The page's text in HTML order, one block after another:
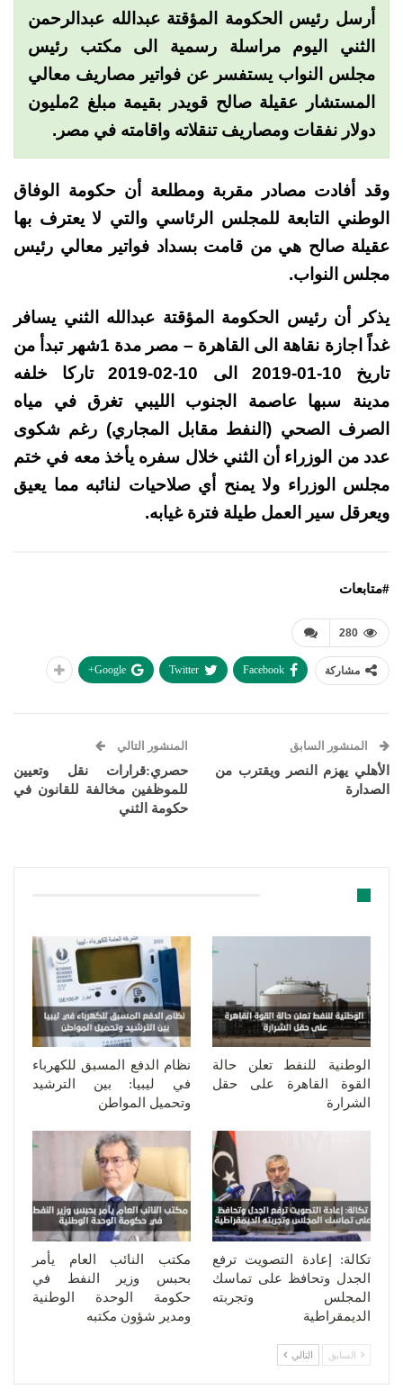
أرسل رئيس الحكومة المؤقتة عبدالله عبدالرحمن
الثني اليوم مراسلة رسمية الى مكتب رئيس
مجلس النواب يستفسر عن فواتير مصاريف معالي
المستشار عقيلة صالح
قويدر بقيمة مبلغ 2مليون
دولار نفقات ومصاريف تنقلاته واقامته في مصر.
وقد أفادت مصادر مقربة ومطلعة أن حكومة الوفاق
الوطني التابعة للمجلس الرئاسي والتي لا يعترف بها
عقيلة صالح هي من قامت بسداد فواتير معالي رئيس
مجلس النواب.
يذكر أن رئيس الحكومة المؤقتة عبدالله الثني يسافر
غداً اجازة نقاهة الى القاهرة – مصر
مدة 1شهر تبدأ من
تاريخ 10-01-2019 الى 10-02-2019 تاركا خلفه
مدينة سبها عاصمة الجنوب الليبي تغرق في مياه
الصرف الصحي (النفط مقابل المجاري) رغم شكوى
عدد من الوزراء أن الثني خلال سفره يأخذ معه في ختم
مجلس الوزراء ولا يمنح أي صلاحيات لنائبه مما يعيق
ويعرقل سير العمل طيلة فترة غيابه.
#متابعات
280
مشاركة Facebook
Twitter
Google+
المنشور السابق
الأهلي يهزم النصر ويقترب من
الصدارة
المنشور التالي
حصري:قرارات نقل وتعيين
للموظفين مخالفة للقانون في
حكومة الثني
الوطنية للنفط تعلن حالة
القوة القاهرة على حقل
الشرارة
نظام الدفع المسبق للكهرباء
في ليبيا: بين الترشيد
وتحميل المواطن
تكالة: إعادة التصويت ترفع
الجدل وتحافظ على تماسك
المجلس وتجربته
الديمقراطية
مكتب النائب العام يأمر
بحبس وزير النفط في
حكومة الوحدة الوطنية
ومدير شؤون مكتبه
السابق التالي